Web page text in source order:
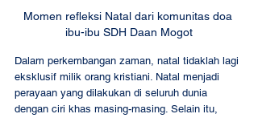
Momen refleksi Natal dari komunitas doa
ibu-ibu SDH Daan Mogot
Dalam perkembangan zaman, natal tidaklah lagi
eksklusif milik orang kristiani. Natal menjadi
perayaan yang dilakukan di seluruh dunia
dengan ciri khas masing-masing. Selain itu,